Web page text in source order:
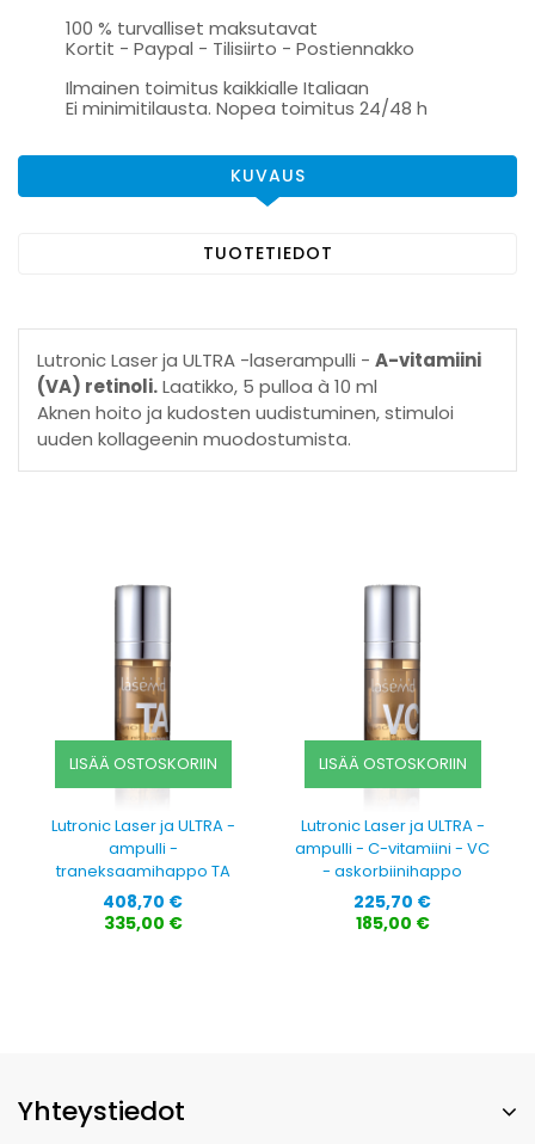
100 % turvalliset maksutavat
Kortit - Paypal - Tilisiirto - Postiennakko
Ilmainen toimitus kaikkialle Italiaan
Ei minimitilausta. Nopea toimitus 24/48 h
KUVAUS
TUOTETIEDOT
Lutronic Laser ja ULTRA -laserampulli - A-vitamiini
(VA) retinoli.Laatikko, 5 pulloa à 10 ml
Aknen hoito ja kudosten uudistuminen, stimuloi
uuden kollageenin muodostumista.
LISÄÄ OSTOSKORIIN
Lutronic Laser ja ULTRA -
ampulli -
traneksaamihappo TA
Hinta
408,70 €
335,00 €
LISÄÄ OSTOSKORIIN
Lutronic Laser ja ULTRA -
ampulli - C-vitamiini - VC
- askorbiinihappo
Hinta
225,70 €
185,00 €
Yhteystiedot